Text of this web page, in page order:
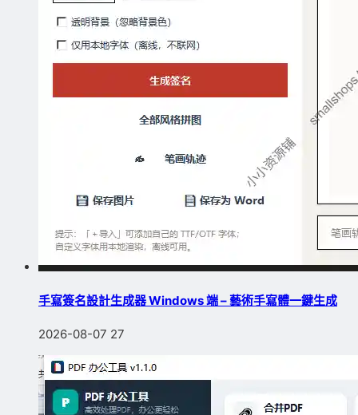
手寫簽名設計生成器 Windows 端 – 藝術手寫體一鍵生成
2026-08-07 27